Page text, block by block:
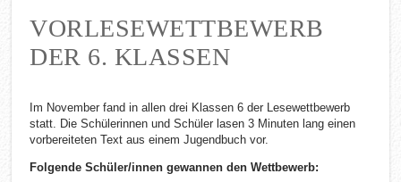
VORLESEWETTBEWERB
DER 6. KLASSEN
Im November fand in allen drei Klassen 6 der Lesewettbewerb
statt. Die Schülerinnen und Schüler lasen 3 Minuten lang einen
vorbereiteten Text aus einem Jugendbuch vor.
Folgende Schüler/innen gewannen den Wettbewerb: